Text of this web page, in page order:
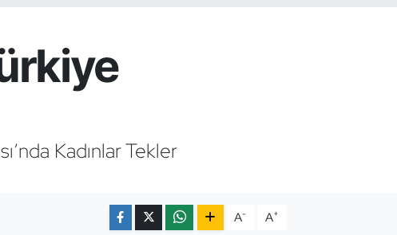
Kadınlar Tekler
A- A+